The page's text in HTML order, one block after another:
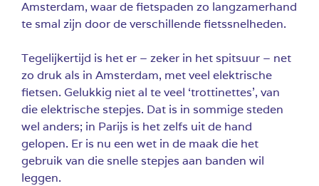
Amsterdam, waar de fietspaden zo langzamerhand
te smal zijn door de verschillende fietssnelheden.
Tegelijkertijd is het er – zeker in het spitsuur – net
zo druk als in Amsterdam, met veel elektrische
fietsen. Gelukkig niet al te veel ‘trottinettes’, van
die elektrische stepjes. Dat is in sommige steden
wel anders; in Parijs is het zelfs uit de hand
gelopen. Er is nu een wet in de maak die het
gebruik van die snelle stepjes aan banden wil
leggen.